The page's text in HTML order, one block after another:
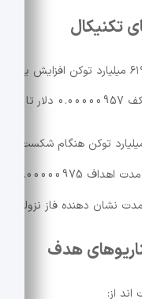
تکنیکال
افزایش یافت.
دلار را نشان می دهند.
در چارچوب دو ساله با رالی های کوتاه و اصلاحات طولانی است.
هدف
اند از: